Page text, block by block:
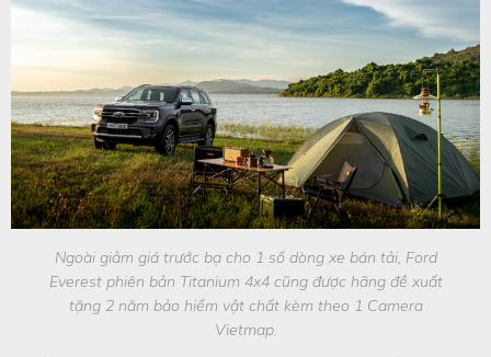
Ngoài giảm giá trước bạ cho 1 số dòng xe bán tải, Ford
Everest phiên bản Titanium 4x4 cũng được hãng đề xuất
tặng 2 năm bảo hiểm vật chất kèm theo 1 Camera
Vietmap.